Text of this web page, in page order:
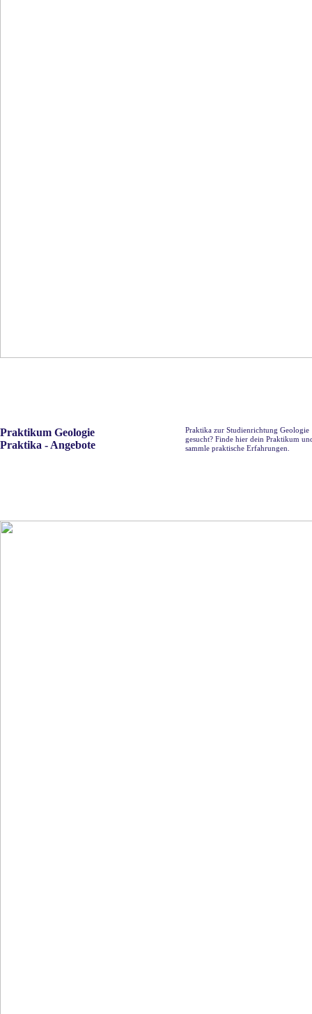
Praktikum Geologie
Praktika - Angebote
Praktika zur Studienrichtung Geologie
gesucht? Finde hier dein Praktikum
sammle praktische Erfahrungen.